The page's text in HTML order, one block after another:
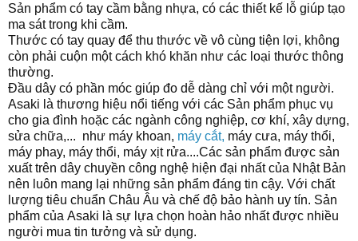
Sản phẩm có tay cầm bằng nhựa, có các thiết kế lỗ giúp tạo
ma sát trong khi cầm.
Thước có tay quay để thu thước về vô cùng tiện lợi, không
còn phải cuộn một cách khó khăn như các loại thước thông
thường.
Đầu dây có phần móc giúp đo dễ dàng chỉ với một người.
Asaki là thương hiệu nổi tiếng với các Sản phẩm phục vụ
cho gia đình hoặc các ngành công nghiệp, cơ khí, xây dựng,
sửa chữa,... như máy khoan, máy cắt, máy cưa, máy thổi,
máy phay, máy thổi, máy xịt rửa....Các sản phẩm được sản
xuất trên dây chuyền công nghệ hiện đại nhất của Nhật Bản
nên luôn mang lại những sản phẩm đáng tin cậy. Với chất
lượng tiêu chuẩn Châu Âu và chế độ bảo hành uy tín. Sản
phẩm của Asaki là sự lựa chọn hoàn hảo nhất được nhiều
người mua tin tưởng và sử dụng.